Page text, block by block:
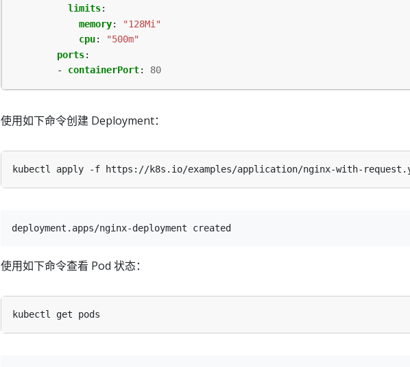
limits:
memory:
"128Mi"
cpu:
"500m"
ports:
- containerPort: 80
使用如下命令创建 Deployment：
使用如下命令查看 Pod 状态：